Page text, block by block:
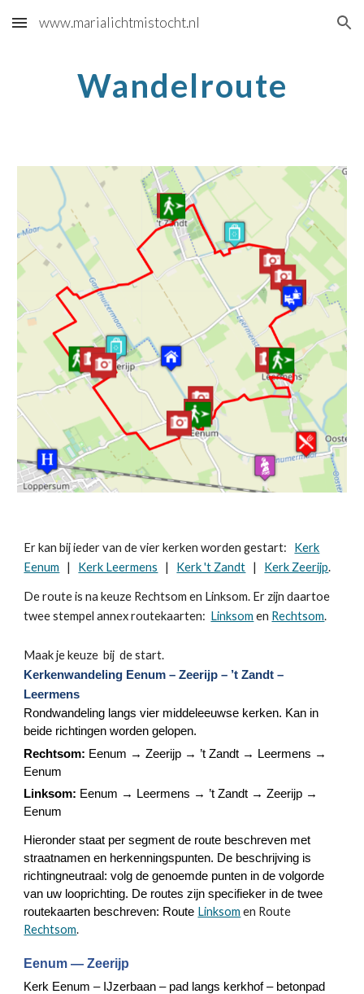
Skip to main content Skip to navigation
www.marialichtmistocht.nl
Wandelroute
Er kan bij ieder van de vier kerken worden gestart: Kerk
Eenum
| Kerk Leermens | Kerk 't Zandt | Kerk Zeerijp.
De route is na keuze Rechtsom en Linksom. Er zijn daartoe
twee stempel annex routekaarten: Linksom en Rechtsom.
Maak je keuze bij de start.
Kerkenwandeling Eenum – Zeerijp – ’t Zandt –
Leermens
Rondwandeling langs vier middeleeuwse kerken. Kan in
beide richtingen worden gelopen.
Rechtsom: Eenum → Zeerijp → ’t Zandt → Leermens →
Eenum
Linksom: Eenum → Leermens → ’t Zandt → Zeerijp →
Eenum
Hieronder staat per segment de route beschreven met
straatnamen en herkenningspunten. De beschrijving is
richtingneutraal: volg de genoemde punten in de volgorde
van uw looprichting. De routes zijn specifieker in de twee
routekaarten beschreven: Route Linksom en Route
Rechtsom.
Eenum — Zeerijp
Kerk Eenum – IJzerbaan – pad langs kerkhof – betonpad